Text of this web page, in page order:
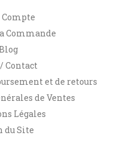
Commande
/ Contact
et de retours
de Ventes
Légales
du Site